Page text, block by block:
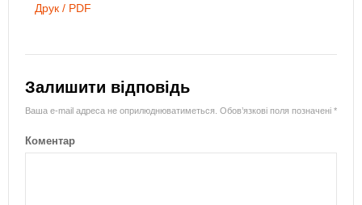
Друк / PDF
Залишити відповідь
Ваша e-mail адреса не оприлюднюватиметься. Обов’язкові поля позначені *
Коментар